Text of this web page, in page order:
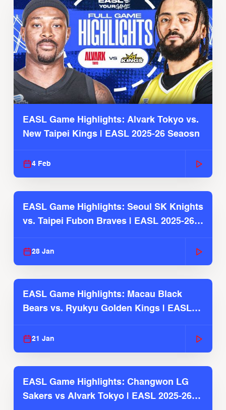
EASL Game Highlights: Alvark Tokyo vs.
New Taipei Kings | EASL 2025-26 Seaosn
4 Feb
EASL Game Highlights: Seoul SK Knights
vs. Taipei Fubon Braves | EASL 2025-26
28 Jan
EASL Game Highlights: Macau Black
Bears vs. Ryukyu Golden Kings | EASL
21 Jan
EASL Game Highlights: Changwon LG
Sakers vs Alvark Tokyo | EASL 2025-26